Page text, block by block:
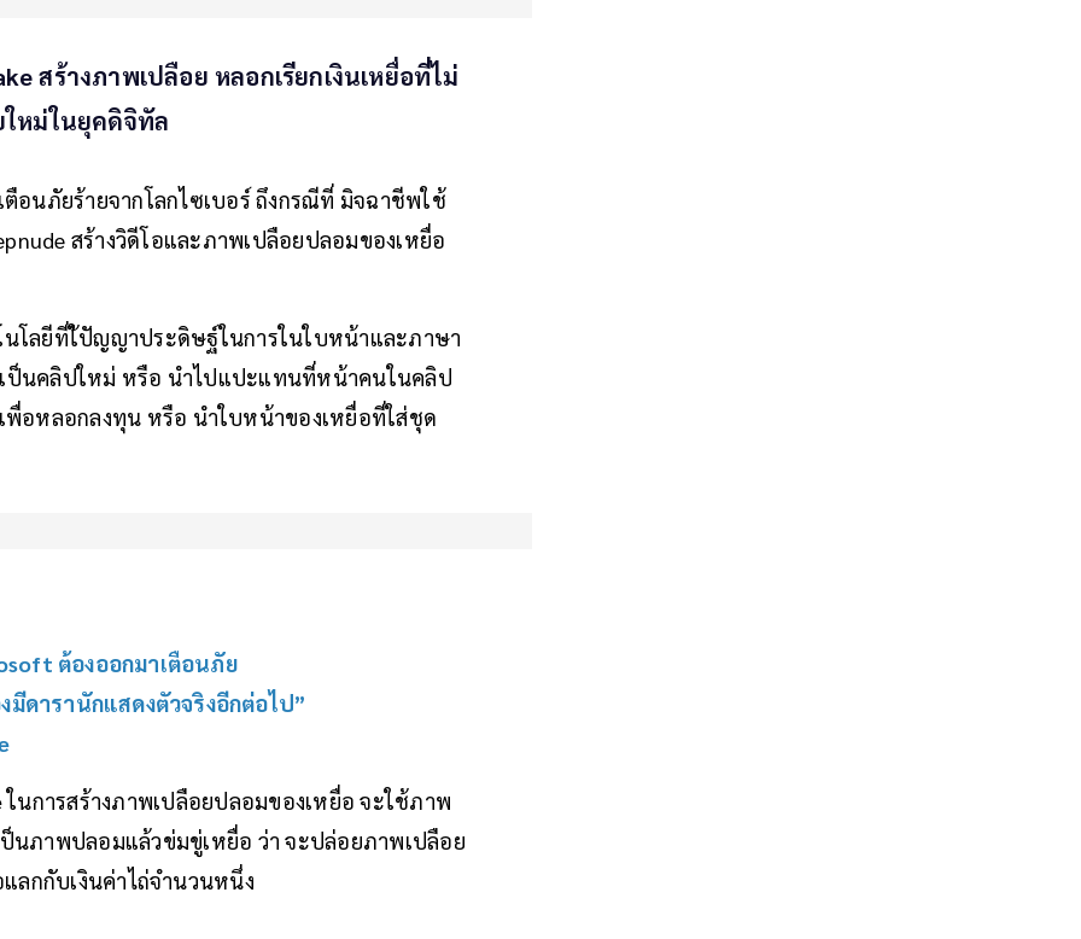
สร้างภาพเปลือย หลอกเรียกเงินเหยื่อที่ไม่
หม่ในยุคดิจิทัล
อนภัยร้ายจากโลกไซเบอร์ ถึงกรณีที่ มิจฉาชีพใช้
สร้างวิดีโอและภาพเปลือยปลอมของเหยื่อ
นโลยีที่ใ้ปัญญาประดิษฐ์ในการในใบหน้าและภาษา
ป็นคลิปใหม่ หรือ นำไปแปะแทนที่หน้าคนในคลิป
พื่อหลอกลงทุน หรือ นำใบหน้าของเหยื่อที่ใส่ชุด
ต้องออกมาเตือนภัย
ดารานักแสดงตัวจริงอีกต่อไป”
ในการสร้างภาพเปลือยปลอมของเหยื่อ จะใช้ภาพ
นภาพปลอมแล้วข่มขู่เหยื่อ ว่า จะปล่อยภาพเปลือย
ลกกับเงินค่าไถ่จำนวนหนึ่ง